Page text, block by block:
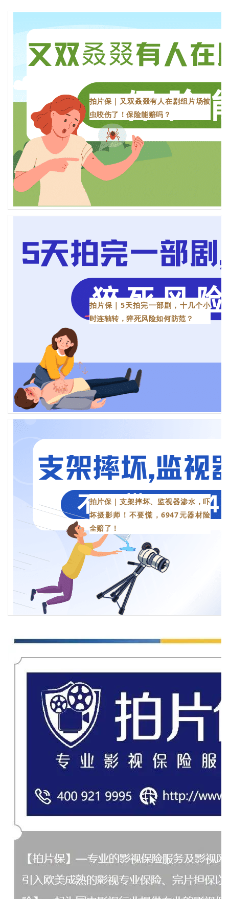
拍片保｜又双叒叕有人在剧组片场被
虫咬伤了！保险能赔吗？
拍片保｜5天拍完一部剧，十几个小
时连轴转，猝死风险如何防范？
拍片保｜支架摔坏、监视器渗水，吓
坏摄影师！不要慌，6947元器材险
全赔了！